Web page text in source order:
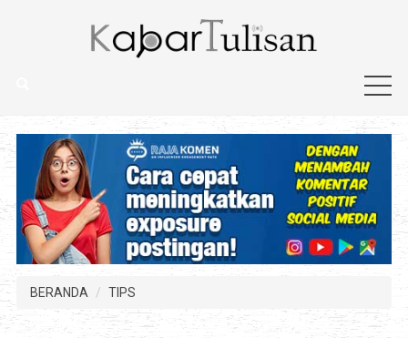
BERANDA TIPS